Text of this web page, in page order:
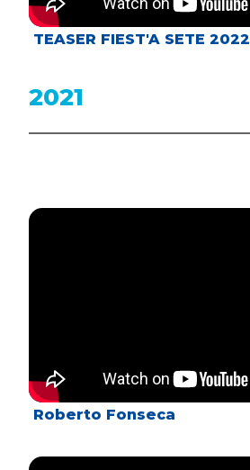
TEASER FIEST'A SETE 2022
2021
Roberto Fonseca